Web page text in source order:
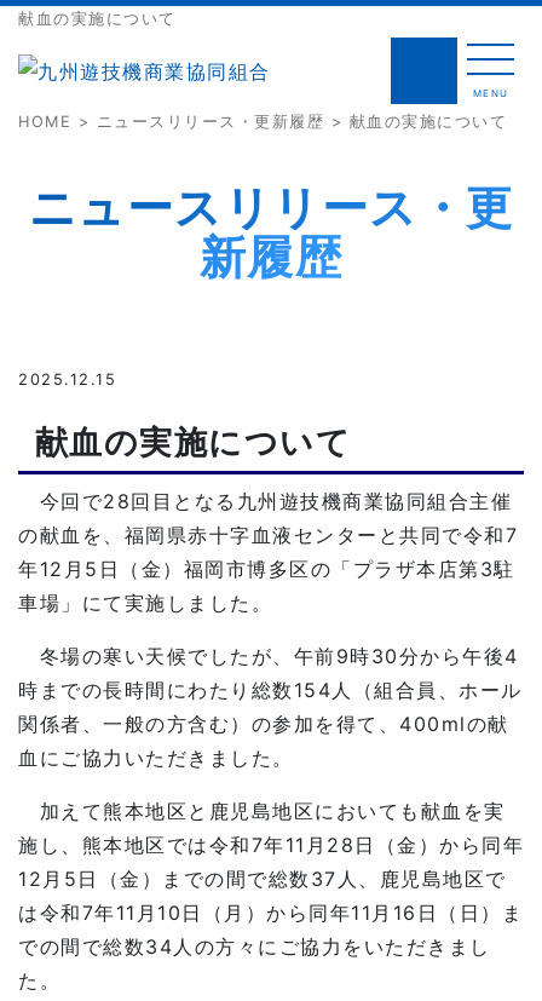
献血の実施について
MENU
HOME > ニュースリリース・更新履歴 > 献血の実施について
ニュースリリース・更
新履歴
2025.12.15
献血の実施について
今回で28回目となる九州遊技機商業協同組合主催
の献血を、福岡県赤十字血液センターと共同で令和7
年12月5日（金）福岡市博多区の「プラザ本店第3駐
車場」にて実施しました。
冬場の寒い天候でしたが、午前9時30分から午後4
時までの長時間にわたり総数154人（組合員、ホール
関係者、一般の方含む）の参加を得て、400mlの献
血にご協力いただきました。
加えて熊本地区と鹿児島地区においても献血を実
施し、熊本地区では令和7年11月28日（金）から同年
12月5日（金）までの間で総数37人、鹿児島地区で
は令和7年11月10日（月）から同年11月16日（日）ま
での間で総数34人の方々にご協力をいただきまし
た。